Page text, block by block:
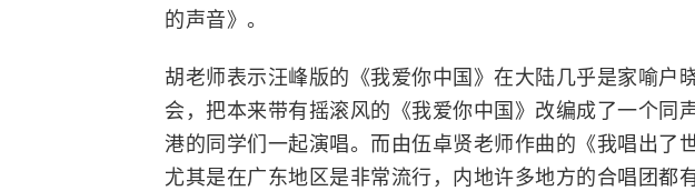
的声音》。
胡老师表示汪峰版的《我爱你中国》在大陆几乎是家喻户
会，把本来带有摇滚风的《我爱你中国》改编成了一个同
港的同学们一起演唱。而由伍卓贤老师作曲的《我唱出了
尤其是在广东地区是非常流行，内地许多地方的合唱团都